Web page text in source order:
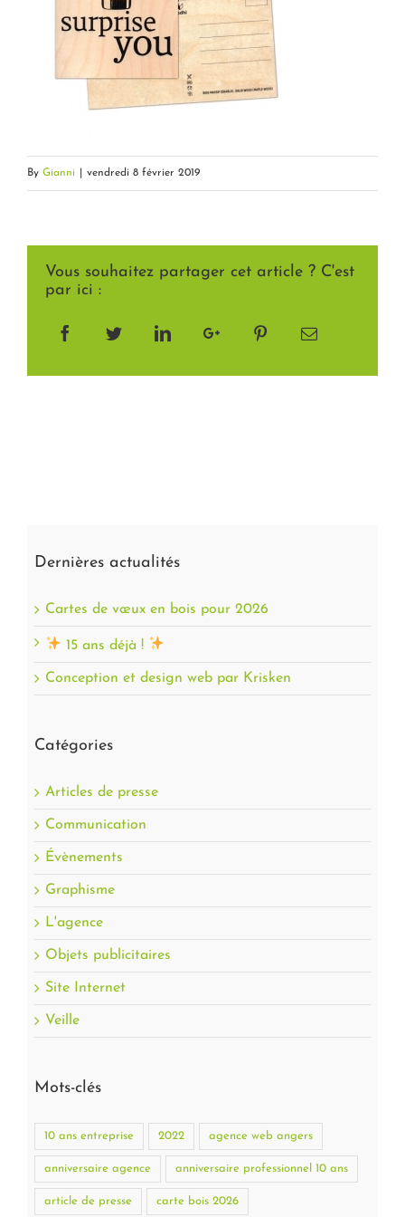
By Gianni vendredi 8 février 2019
Vous souhaitez partager cet article ? C'est
par ici :
FacebookTwitterLinkedInGoogle+ PinterestEmail
Dernières actualités
Cartes de vœux en bois pour 2026
15 ans déjà !
Conception et design web par Krisken
Catégories
Articles de presse
Communication
Évènements
Graphisme
L'agence
Objets publicitaires
Site Internet
Veille
Mots-clés
10 ans entreprise 2022 agence web angers
anniversaire agence anniversaire professionnel 10 ans
article de presse carte bois 2026